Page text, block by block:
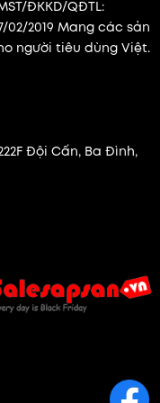
ĐKKD/QĐTL:
02/2019 Mang các sản
người tiêu dùng Việt.
Đội Cấn, Ba Đình,